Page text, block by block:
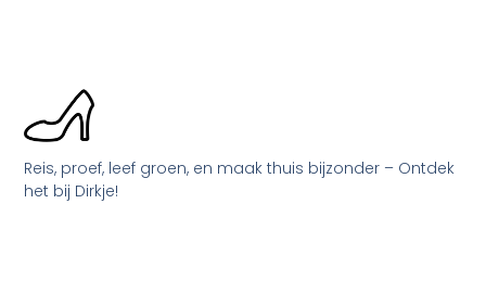
Reis, proef, leef groen, en maak thuis bijzonder – Ontdek
het bij Dirkje!